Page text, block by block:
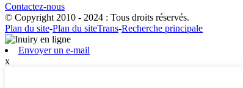
Contactez-nous
© Copyright 2010 - 2024 : Tous droits réservés.
Plan du site-Plan du siteTrans-Recherche principale
Envoyer un e-mail
x